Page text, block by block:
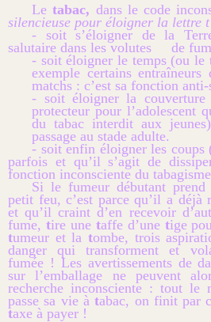
Le tabac, dans le code
silencieuse pour éloigner la lettre
- soit s’éloigner de la
salutaire dans les volutes de
- soit éloigner le temps (ou le
exemple certains
matchs : c’est sa fonction anti-
- soit éloigner la
protecteur pour l’adolescent
du tabac interdit aux
passage au stade adulte.
- soit enfin éloigner les coups
parfois et qu’il s’agit de
fonction inconsciente du
Si le fumeur débutant
petit feu, c’est parce qu’il a déjà
et qu’il craint d’en recevoir
fume, tire une taffe d’une tige
tumeur et la tombe, trois
danger qui transforment et
fumée ! Les avertissements de
sur l’emballage ne peuvent
recherche inconsciente : tout le
passe sa vie àtabac, on finit par
taxe à payer !